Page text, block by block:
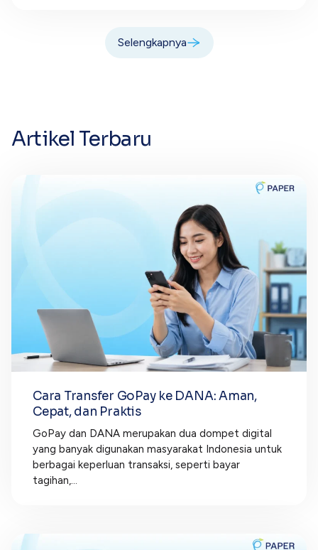
Selengkapnya
Artikel Terbaru
Cara Transfer GoPay ke DANA: Aman,
Cepat, dan Praktis
GoPay dan DANA merupakan dua dompet digital
yang banyak digunakan masyarakat Indonesia untuk
berbagai keperluan transaksi, seperti bayar
tagihan,...